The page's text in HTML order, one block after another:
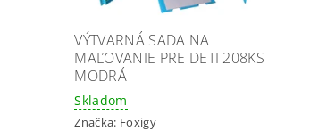
VÝTVARNÁ SADA NA
MAĽOVANIE PRE DETI 208KS
MODRÁ
Skladom
Značka: Foxigy